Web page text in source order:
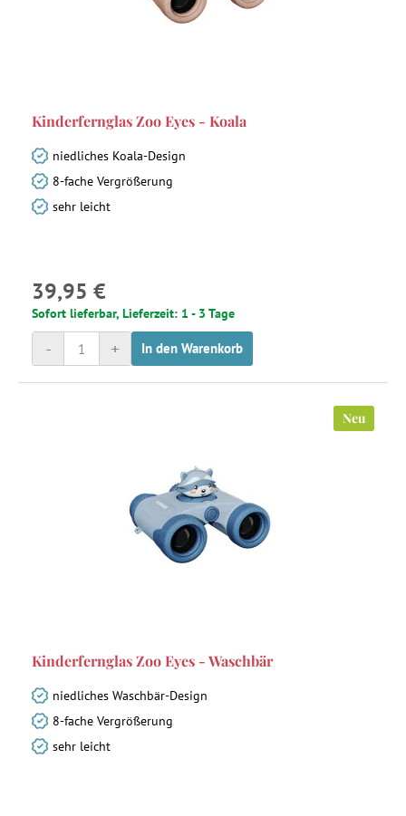
Kinderfernglas Zoo Eyes - Koala
niedliches Koala-Design
8-fache Vergrößerung
sehr leicht
39,95 €
Sofort lieferbar, Lieferzeit: 1 - 3 Tage
+
- In den Warenkorb
Neu
Kinderfernglas Zoo Eyes - Waschbär
niedliches Waschbär-Design
8-fache Vergrößerung
sehr leicht